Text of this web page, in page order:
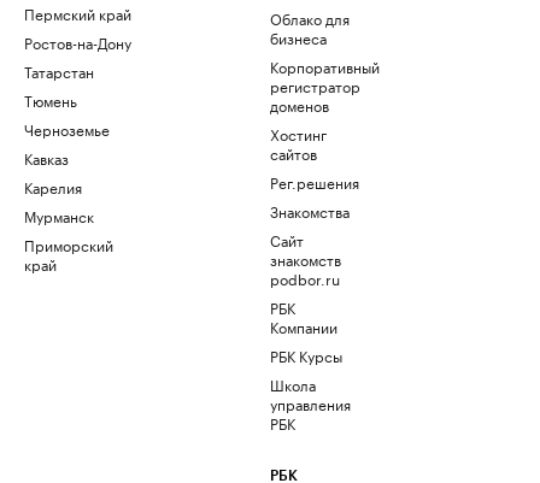
Пермский край
Ростов-на-Дону
Татарстан
Тюмень
Черноземье
Кавказ
Карелия
Мурманск
Приморский
край
Облако для
бизнеса
Корпоративный
регистратор
доменов
Хостинг
сайтов
Рег.решения
Знакомства
Сайт
знакомств
podbor.ru
РБК
Компании
РБК Курсы
Школа
управления
РБК
РБК